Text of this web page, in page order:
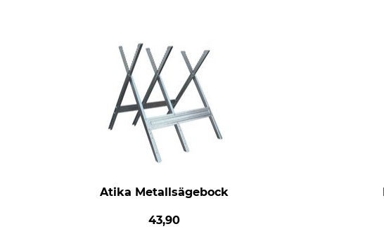
Atika Metallsägebock
43,90